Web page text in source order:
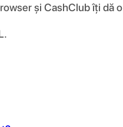
și CashClub îți dă